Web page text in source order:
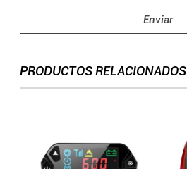
Enviar
PRODUCTOS RELACIONADOS